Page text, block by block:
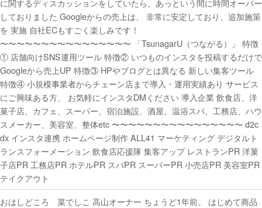
に関するディスカッションをしていたら、あっという間に時間オーバー
しておりました Googleからの売上は、 非常に安定しており、追加施策
を 実施 自社ECもすごく楽しみです！
〜〜〜〜〜〜〜〜〜〜〜〜〜〜〜〜 「TsunagarU（つながる）」 特徴
① 店舗向けSNS運用ツール 特徴② いつものインスタを投稿するだけで
Googleから売上UP 特徴③ HPやブログとは異なる 新しい集客ツール
特徴④ 小規模事業者からチェーン店まで導入・運用実績あり サービス
にご興味ある方、 お気軽にインスタDMください 導入企業 飲食店、洋
菓子店、カフェ、スーパー、宿泊施設、酒屋、温浴スパ、工務店、ハウ
スメーカー、美容室、整体etc 〜〜〜〜〜〜〜〜〜〜〜〜〜〜〜〜 d2c
dx インスタ連携 ホームページ制作 ALL41 マーケティング デジタルト
ランスフォーメーション 飲食店応援隊 集客アップ レストランPR 洋菓
子店PR 工務店PR ホテルPR スパPR スーパーPR 小売店PR 美容室PR
テイクアウト
おはしどころ 菜でしこ 高山オーナー ちょうど1年前。 はじめて商品